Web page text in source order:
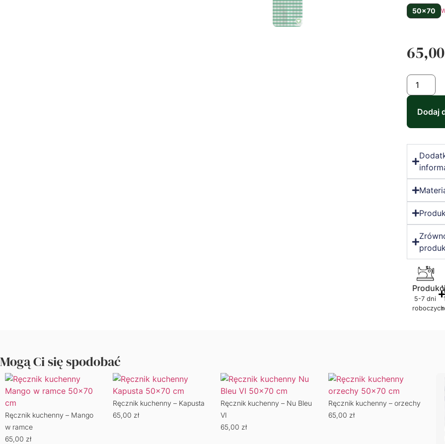
50x70
Dodaj
5-7 dni
roboczych
Mogą Ci się spodobać
Ręcznik kuchenny – Mango
w ramce
65,00 zł
Ręcznik kuchenny – Kapusta
65,00 zł
Ręcznik kuchenny – Nu Bleu
VI
65,00 zł
Ręcznik kuchenny – orzechy
65,00 zł